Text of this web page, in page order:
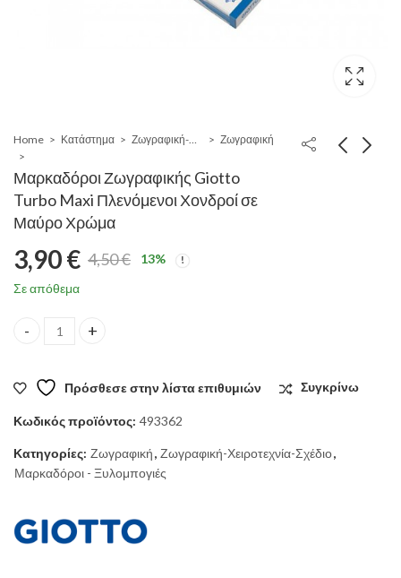
Home Κατάστημα Ζωγραφική-Χειροτεχνία-Σχέδιο Ζωγραφική
Μαρκαδόροι Ζωγραφικής Giotto
Turbo Maxi Πλενόμενοι Χονδροί σε
Μαύρο Χρώμα
4,50€
Original
4,50 €.
3,90€
Η
είναι:
3,90 €.
13%
Σε απόθεμα
Μαρκαδόροι Ζωγραφικής Giotto Turbo Maxi Πλενόμενοι
Πρόσθεσε στην λίστα επιθυμιών Συγκρίνω
Κωδικός προϊόντος: 493362
Κατηγορίες: Ζωγραφική, Ζωγραφική-Χειροτεχνία-Σχέδιο,
Μαρκαδόροι - Ξυλομπογιές